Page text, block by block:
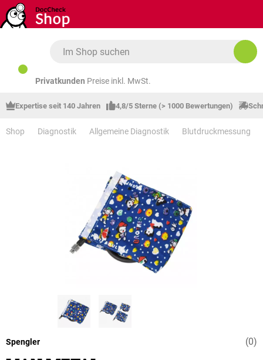
Zum Hauptinhalt springen
Privatkunden Preise inkl. MwSt.
Expertise seit 140 Jahren 4,8/5 Sterne (> 1000 Bewertungen)
Shop Diagnostik Allgemeine Diagnostik Blutdruckmessung
(0)
Spengler